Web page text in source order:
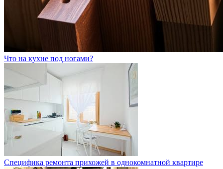
Что на кухне под ногами?
Специфика ремонта прихожей в однокомнатной квартире